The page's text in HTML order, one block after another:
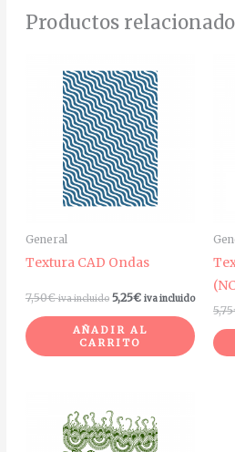
Productos
General
Textura CAD Ondas
7,50€ iva incluido 5,25€ iva incluido
AÑADIR AL
CARRITO
5,75